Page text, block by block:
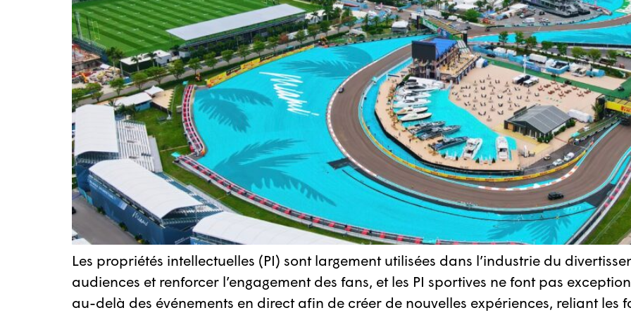
Les propriétés intellectuelles (PI) sont largement utilisées dans l’industrie du
audiences et renforcer l’engagement des fans, et les PI sportives ne font pas
au-delà des événements en direct afin de créer de nouvelles expériences, reliant les